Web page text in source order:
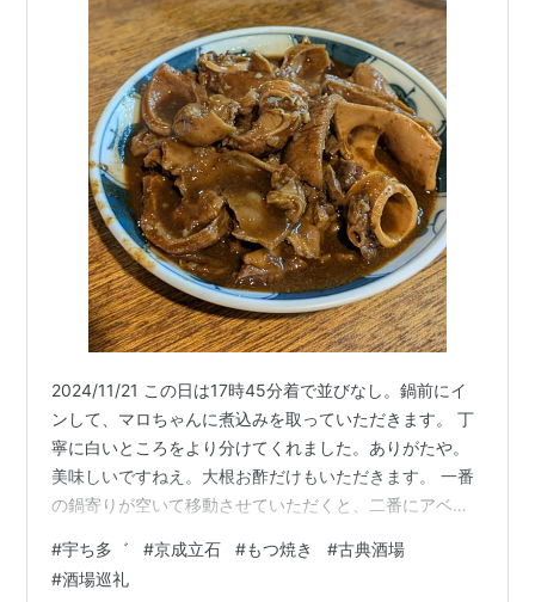
2024/11/21 この日は17時45分着で並びなし。鍋前にイ
ンして、マロちゃんに煮込みを取っていただきます。 丁
寧に白いところをより分けてくれました。ありがたや。
美味しいですねえ。大根お酢だけもいただきます。 一番
の鍋寄りが空いて移動させていただくと、二番にアベタ
め割りをいただきます。 レバ薄塩が焼けてきました。 レ
バ薄塩を堪能して、うめ割りを呑み干しごちそうさま。
#宇ち多゛ #京成立石 #もつ焼き #古典酒場
#酒場巡礼